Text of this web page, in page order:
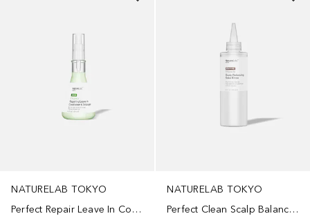
NATURELAB TOKYO
Perfect Repair Leave In Conditioner + Detangler
NATURELAB TOKYO
Perfect Clean Scalp Balancing Scalp Rinse